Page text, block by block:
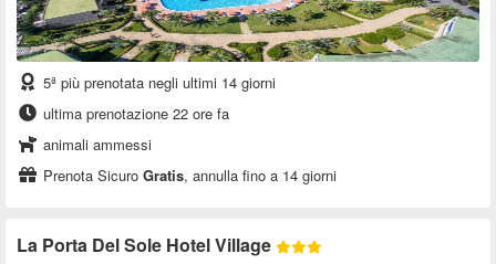
5ª più prenotata negli ultimi 14 giorni
ultima prenotazione 22 ore fa
animali ammessi
Prenota Sicuro Gratis, annulla fino a 14 giorni
La Porta Del Sole Hotel Village